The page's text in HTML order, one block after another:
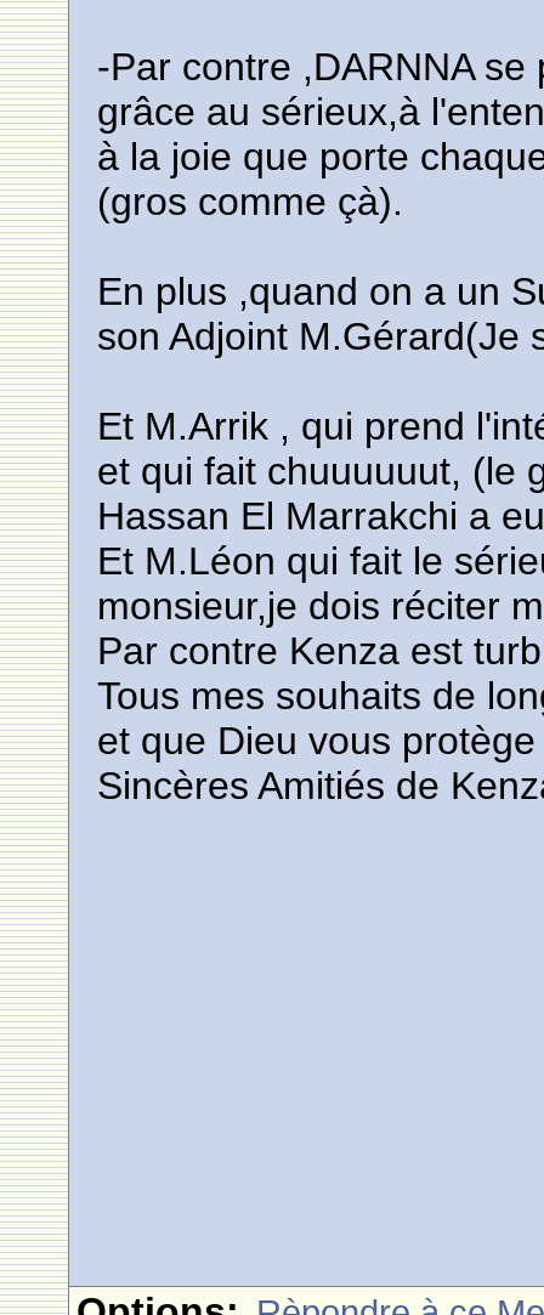
-Par contre ,DARNNA
grâce au sérieux,à
à la joie que porte
(gros comme çà).
En plus ,quand on a un
son Adjoint M.Gérard(Je
Et M.Arrik , qui prend
et qui fait chuuuuuut, (le
Hassan El Marrakchi a
Et M.Léon qui fait le
monsieur,je dois réciter
Par contre Kenza est
Tous mes souhaits de
et que Dieu vous
Sincères Amitiés de